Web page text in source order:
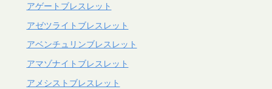
アゲートブレスレット
アゼツライトブレスレット
アベンチュリンブレスレット
アマゾナイトブレスレット
アメシストブレスレット